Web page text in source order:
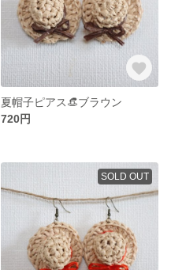
夏帽子ピアス👒ブラウン
720円
SOLD OUT